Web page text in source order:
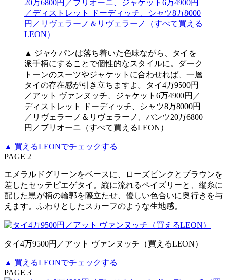
▲ ジャケパンは落ち着いた色味ながら、タイを
派手柄にすることで個性的なスタイルに。ダーク
トーンのスーツやジャケットに合わせれば、一層
タイの存在感が引き立ちますよ。タイ4万9500円
／アット ヴァンヌッチ、ジャケット6万4900円／
ディストレット ドーディッチ、シャツ8万8000円
／リヴェラーノ＆リヴェラーノ、パンツ20万6800
円／ブリオーニ（すべて買えるLEON）
▲ 買えるLEONでチェックする
PAGE 2
エメラルドグリーンをベースに、ローズピンクとブラウンを
差したセッテピエゲタイ。縦に流れるペイズリーと、縦糸に
配した黒が柄の輪郭を際立たせ、優しい色合いに奥行きを与
えます。ふわりとしたスカーフのような生地感。
タイ4万9500円／アット ヴァンヌッチ（買えるLEON）
▲ 買えるLEONでチェックする
PAGE 3